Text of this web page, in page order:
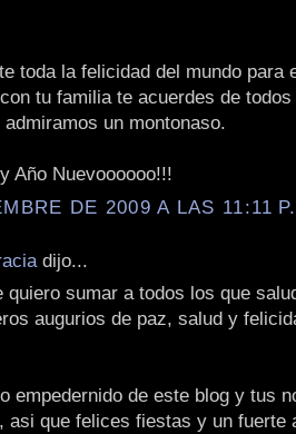
toda la felicidad del mundo para
tu familia te acuerdes de
un montonaso.
Año Nuevoooooo!!!
DE 2009 A LAS 11:11
dijo...
quiero sumar a todos los que
augurios de paz, salud y
empedernido de este blog y tus
asi que felices fiestas y un fuerte